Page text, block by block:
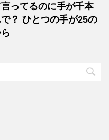
ってるのに手が千本
？ ひとつの手が25の